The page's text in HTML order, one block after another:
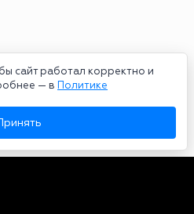
сайт работал корректно и
— в Политике